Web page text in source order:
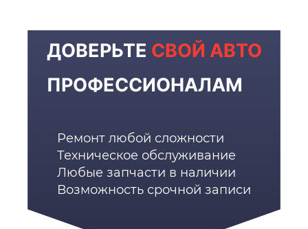
ДОВЕРЬТЕ СВОЙ АВТО
ПРОФЕССИОНАЛАМ
Ремонт любой сложности
Техническое обслуживание
Любые запчасти в наличии
Возможность срочной записи